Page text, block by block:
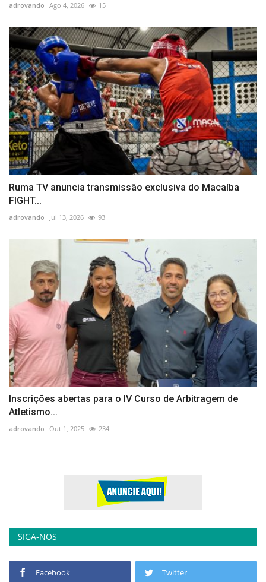
adrovando Ago 4, 2026 15
Ruma TV anuncia transmissão exclusiva do Macaíba
FIGHT...
adrovando Jul 13, 2026 93
Inscrições abertas para o IV Curso de Arbitragem de
Atletismo...
adrovando Out 1, 2025 234
SIGA-NOS
Facebook Twitter